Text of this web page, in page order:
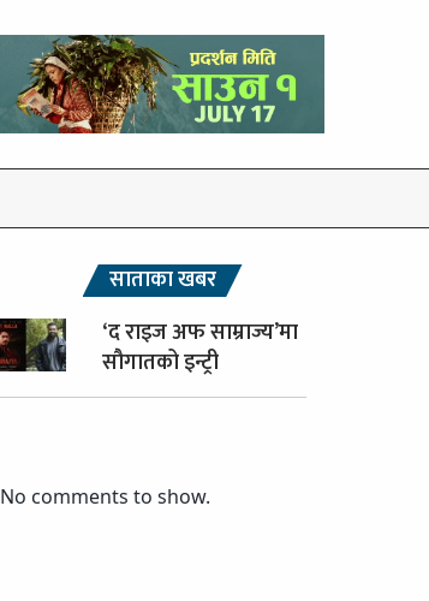
साताका खबर
‘द राइज अफ साम्राज्य’मा
सौगातको इन्ट्री
No comments to show.